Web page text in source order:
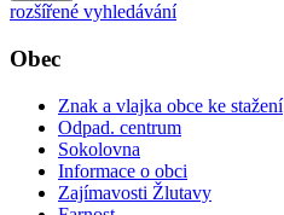
rozšířené vyhledávání
Obec
Znak a vlajka obce ke stažení
Odpad. centrum
Sokolovna
Informace o obci
Zajímavosti Žlutavy